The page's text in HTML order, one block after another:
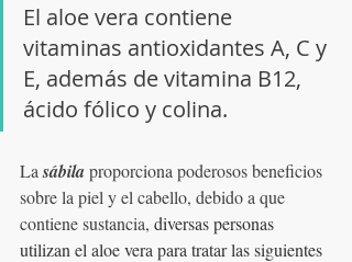
El aloe vera contiene
vitaminas antioxidantes A, C y
E, además de vitamina B12,
ácido fólico y colina.
La sábila proporciona poderosos beneficios
sobre la piel y el cabello, debido a que
contiene sustancia, diversas personas
utilizan el aloe vera para tratar las siguientes